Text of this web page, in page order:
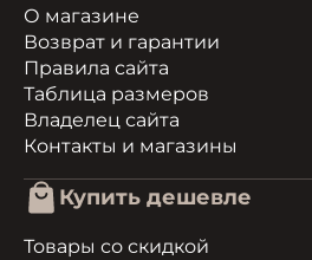
О магазине
Возврат и гарантии
Правила сайта
Таблица размеров
Владелец сайта
Контакты и магазины
Купить дешевле
Товары со скидкой